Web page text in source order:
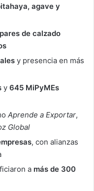
agave y
de calzado
y presencia en más
y 645 MiPyMEs
Aprende a Exportar,
Global
, con alianzas
a más de 300